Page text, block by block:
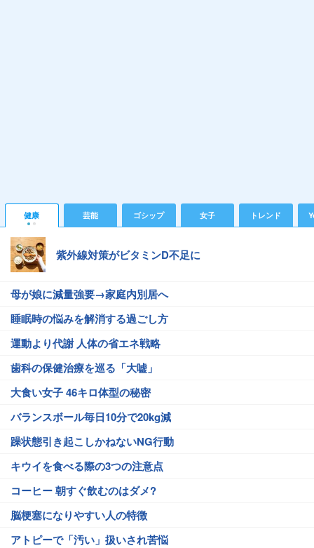
健康 芸能 ゴシップ 女子 トレンド
紫外線対策がビタミンD不足に
母が娘に減量強要→家庭内別居へ
睡眠時の悩みを解消する過ごし方
運動より代謝 人体の省エネ戦略
歯科の保健治療を巡る「大嘘」
大食い女子 46キロ体型の秘密
バランスボール毎日10分で20kg減
躁状態引き起こしかねないNG行動
キウイを食べる際の3つの注意点
コーヒー 朝すぐ飲むのはダメ?
脳梗塞になりやすい人の特徴
アトピーで「汚い」扱いされ苦悩